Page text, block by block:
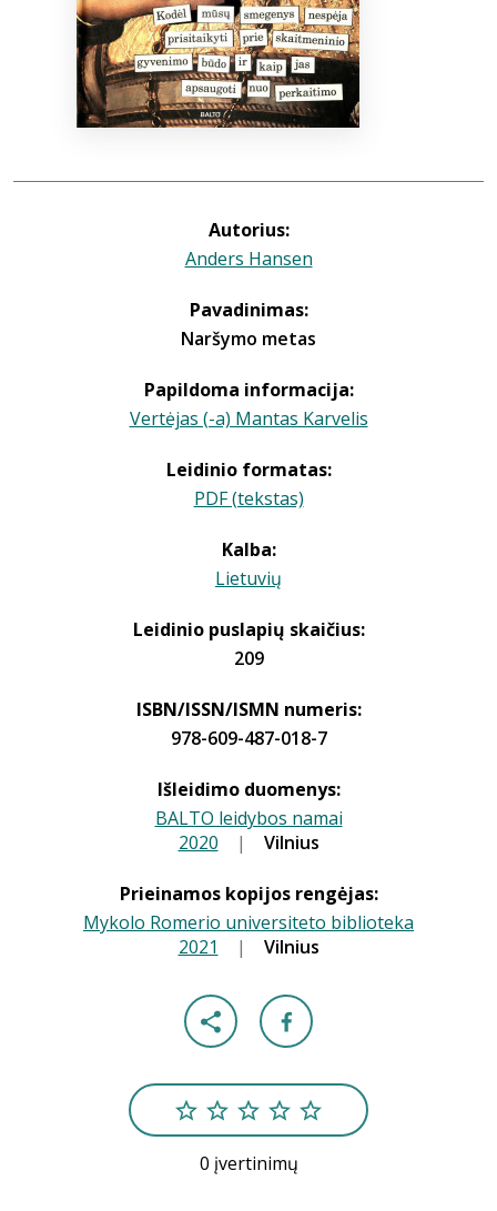
Autorius:
Anders Hansen
Pavadinimas:
Naršymo metas
Papildoma informacija:
Vertėjas (-a) Mantas Karvelis
Leidinio formatas:
PDF (tekstas)
Kalba:
Lietuvių
Leidinio puslapių skaičius:
209
ISBN/ISSN/ISMN numeris:
978-609-487-018-7
Išleidimo duomenys:
BALTO leidybos namai
2020 | Vilnius
Prieinamos kopijos rengėjas:
Mykolo Romerio universiteto biblioteka
2021 | Vilnius
0 įvertinimų